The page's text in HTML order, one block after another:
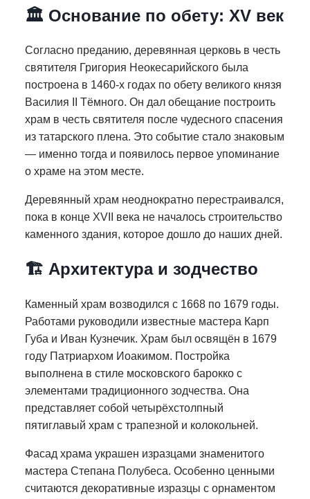
🏛 Основание по обету: XV век
Согласно преданию, деревянная церковь в честь
святителя Григория Неокесарийского была
построена в 1460-х годах по обету великого князя
Василия II Тёмного. Он дал обещание построить
храм в честь святителя после чудесного спасения
из татарского плена. Это событие стало знаковым
— именно тогда и появилось первое упоминание
о храме на этом месте.
Деревянный храм неоднократно перестраивался,
пока в конце XVII века не началось строительство
каменного здания, которое дошло до наших дней.
🏗 Архитектура и зодчество
Каменный храм возводился с 1668 по 1679 годы.
Работами руководили известные мастера Карп
Губа и Иван Кузнечик. Храм был освящён в 1679
году Патриархом Иоакимом. Постройка
выполнена в стиле московского барокко с
элементами традиционного зодчества. Она
представляет собой четырёхстолпный
пятиглавый храм с трапезной и колокольней.
Фасад храма украшен изразцами знаменитого
мастера Степана Полубеса. Особенно ценными
считаются декоративные изразцы с орнаментом